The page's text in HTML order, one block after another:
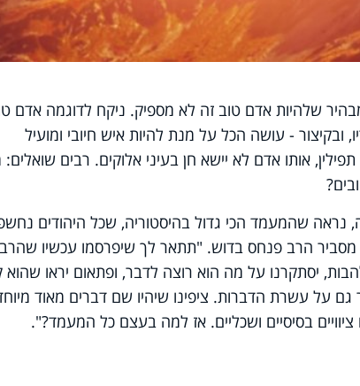
שלהיות אדם טוב זה לא מספיק. ניקח לדוגמה אדם
- עושה הכל על מנת להיות איש חיובי ומועיל
אותו אדם לא יישא חן בעיני אלוקים. רבים
נראה שהמעמד הכי גדול בהיסטוריה, שכל היהודים
מסביר הרב פנחס בדוש. "תתאר לך שיפרסמו עכשיו
יסתקרנו על מה הוא רוצה לדבר, ופתאום יראו שהוא
על עשרת הדברות. ציפינו שיהיו שם דברים מאוד
בסיסיים ושכליים. אז למה בעצם כל המעמד?".